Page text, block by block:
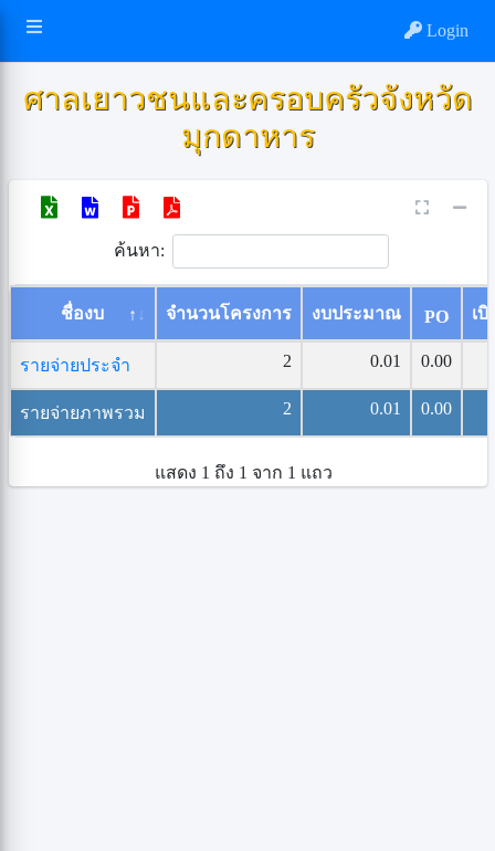
Login
ศาลเยาวชนและครอบครัวจังหวัด
มุกดาหาร
ค้นหา:
ชื่องบ จำนวนโครงการ งบประมาณ PO เบิ
รายจ่ายประจำ 2 0.01 0.00
รายจ่ายภาพรวม 2 0.01 0.00
แสดง 1 ถึง 1 จาก 1 แถว